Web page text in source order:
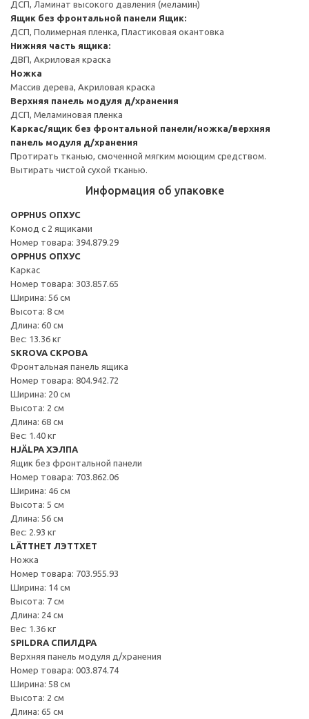
ДСП, Ламинат высокого давления (меламин)
Ящик без фронтальной панели Ящик:
ДСП, Полимерная пленка, Пластиковая окантовка
Нижняя часть ящика:
ДВП, Акриловая краска
Ножка
Массив дерева, Акриловая краска
Верхняя панель модуля д/хранения
ДСП, Меламиновая пленка
Каркас/ящик без фронтальной панели/ножка/верхняя
панель модуля д/хранения
Протирать тканью, смоченной мягким моющим средством.
Вытирать чистой сухой тканью.
Информация об упаковке
OPPHUS ОПХУС
Комод с 2 ящиками
Номер товара: 394.879.29
OPPHUS ОПХУС
Каркас
Номер товара: 303.857.65
Ширина: 56 см
Высота: 8 см
Длина: 60 см
Вес: 13.36 кг
SKROVA СКРОВА
Фронтальная панель ящика
Номер товара: 804.942.72
Ширина: 20 см
Высота: 2 см
Длина: 68 см
Вес: 1.40 кг
HJÄLPA ХЭЛПА
Ящик без фронтальной панели
Номер товара: 703.862.06
Ширина: 46 см
Высота: 5 см
Длина: 56 см
Вес: 2.93 кг
LÄTTHET ЛЭТТХЕТ
Ножка
Номер товара: 703.955.93
Ширина: 14 см
Высота: 7 см
Длина: 24 см
Вес: 1.36 кг
SPILDRA СПИЛДРА
Верхняя панель модуля д/хранения
Номер товара: 003.874.74
Ширина: 58 см
Высота: 2 см
Длина: 65 см